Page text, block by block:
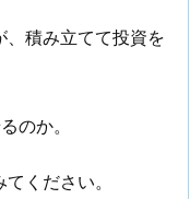
積み立てて投資を
のか。
ください。